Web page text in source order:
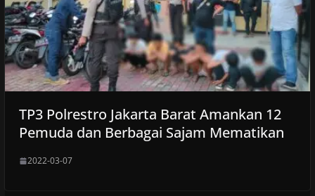
TP3 Polrestro Jakarta Barat Amankan 12
Pemuda dan Berbagai Sajam Mematikan
2022-03-07